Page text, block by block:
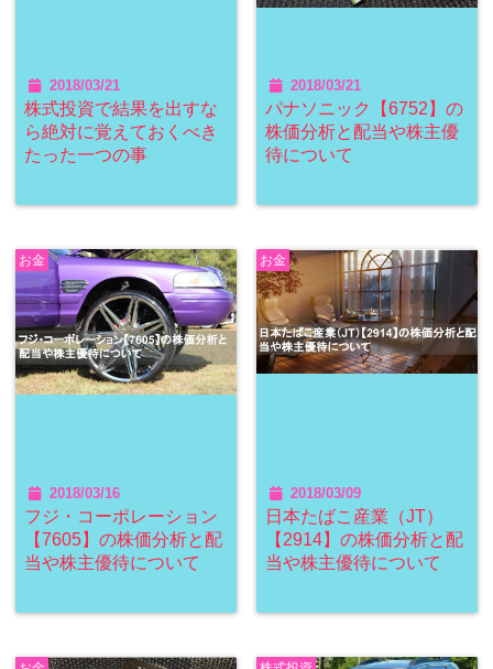
2018/03/21
株式投資で結果を出すな
ら絶対に覚えておくべき
たった一つの事
2018/03/21
パナソニック【6752】の
株価分析と配当や株主優
待について
お金
2018/03/16
フジ・コーポレーション
【7605】の株価分析と配
当や株主優待について
お金
2018/03/09
日本たばこ産業（JT）
【2914】の株価分析と配
当や株主優待について